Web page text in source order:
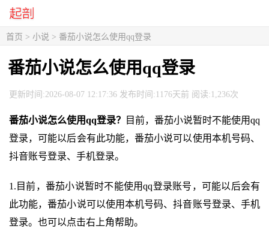
首页 > 小说 > 番茄小说怎么使用qq登录
番茄小说怎么使用qq登录
更新时间:2026-08-07 12:17:36 发布时间:1176天前 阅读:1,236次
番茄小说怎么使用qq登录？
目前，番茄小说暂时不能使用qq
登录，可能以后会有此功能，番茄小说可以使用本机号码、
抖音账号登录、手机登录。
1.目前，番茄小说暂时不能使用qq登录账号，可能以后会有
此功能，番茄小说可以使用本机号码、抖音账号登录、手机
登录。也可以点击右上角帮助。